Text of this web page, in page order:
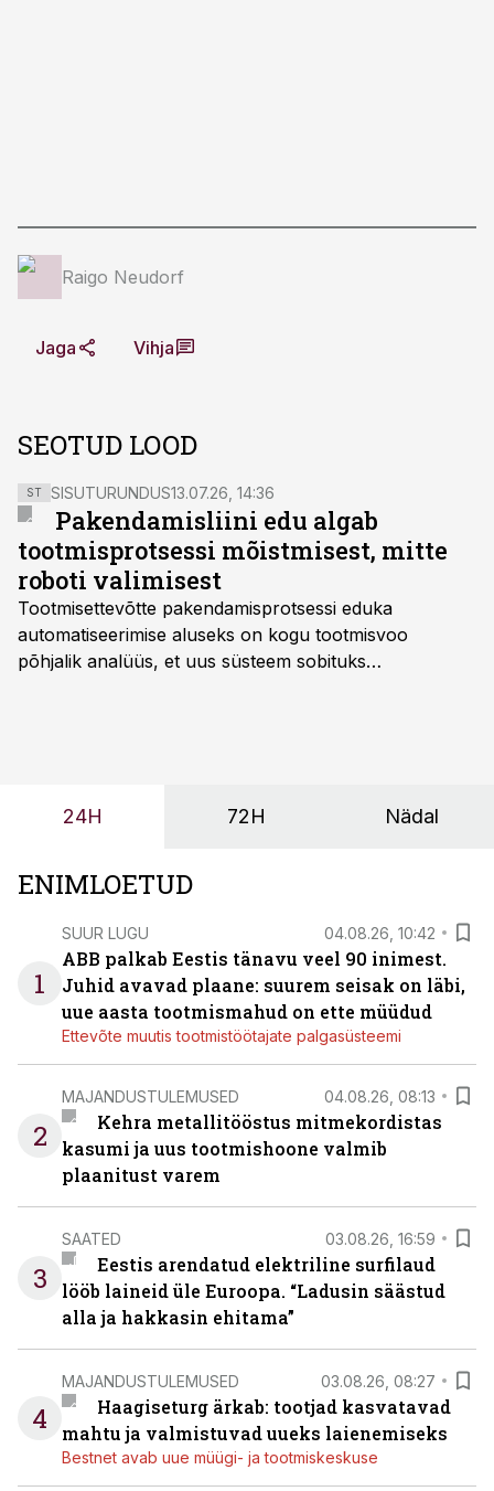
Raigo Neudorf
Jaga Vihja
SEOTUD LOOD
ST SISUTURUNDUS13.07.26, 14:36
Pakendamisliini edu algab
tootmisprotsessi mõistmisest, mitte
roboti valimisest
Tootmisettevõtte pakendamisprotsessi eduka
automatiseerimise aluseks on kogu tootmisvoo
põhjalik analüüs, et uus süsteem sobituks
OÜ tegevjuht Sander Mitendorf.
24H 72H Nädal
ENIMLOETUD
1
SUUR LUGU 04.08.26, 10:42
ABB palkab Eestis tänavu veel 90 inimest.
Juhid avavad plaane: suurem seisak on läbi,
uue aasta tootmismahud on ette müüdud
Ettevõte muutis tootmistöötajate palgasüsteemi
2
MAJANDUSTULEMUSED 04.08.26, 08:13
Kehra metallitööstus mitmekordistas
kasumi ja uus tootmishoone valmib
plaanitust varem
3
SAATED 03.08.26, 16:59
Eestis arendatud elektriline surfilaud
lööb laineid üle Euroopa. “Ladusin säästud
alla ja hakkasin ehitama”
4
MAJANDUSTULEMUSED 03.08.26, 08:27
Haagiseturg ärkab: tootjad kasvatavad
mahtu ja valmistuvad uueks laienemiseks
Bestnet avab uue müügi- ja tootmiskeskuse